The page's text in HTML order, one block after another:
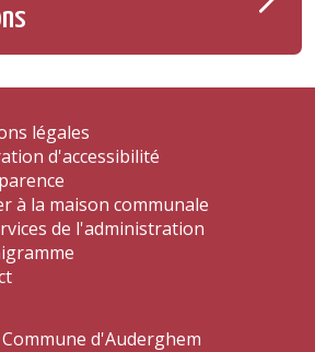
légales
d'accessibilité
à la maison communale
de l'administration
d'Auderghem